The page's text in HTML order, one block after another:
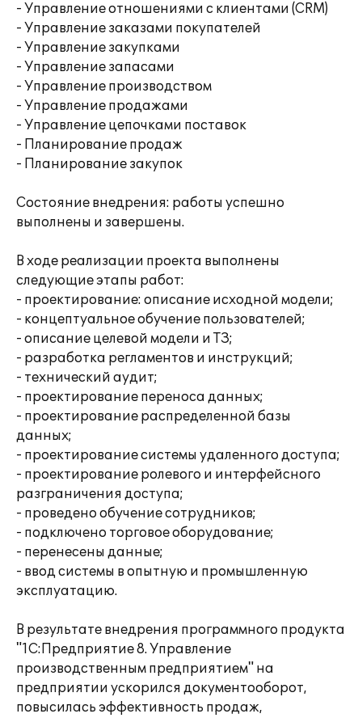
- Управление отношениями с клиентами (CRM)
- Управление заказами покупателей
- Управление закупками
- Управление запасами
- Управление производством
- Управление продажами
- Управление цепочками поставок
- Планирование продаж
- Планирование закупок
Состояние внедрения: работы успешно
выполнены и завершены.
В ходе реализации проекта выполнены
следующие этапы работ:
- проектирование: описание исходной модели;
- концептуальное обучение пользователей;
- описание целевой модели и ТЗ;
- разработка регламентов и инструкций;
- технический аудит;
- проектирование переноса данных;
- проектирование распределенной базы
данных;
- проектирование системы удаленного доступа;
- проектирование ролевого и интерфейсного
разграничения доступа;
- проведено обучение сотрудников;
- подключено торговое оборудование;
- перенесены данные;
- ввод системы в опытную и промышленную
эксплуатацию.
В результате внедрения программного продукта
"1С:Предприятие 8. Управление
производственным предприятием" на
предприятии ускорился документооборот,
повысилась эффективность продаж,